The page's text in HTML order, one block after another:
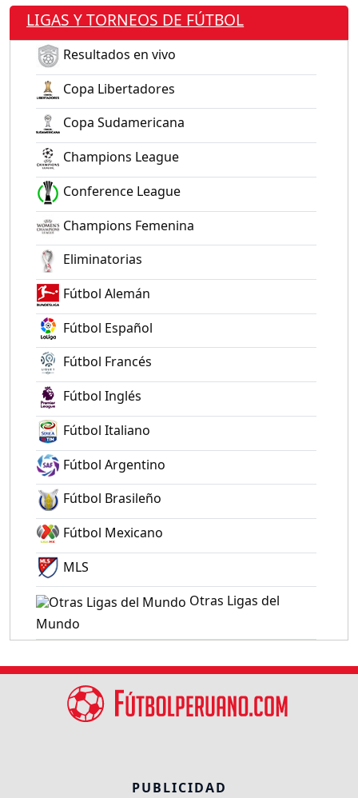
LIGAS Y TORNEOS DE FÚTBOL
Resultados en vivo
Copa Libertadores
Copa Sudamericana
Champions League
Conference League
Champions Femenina
Eliminatorias
Fútbol Alemán
Fútbol Español
Fútbol Francés
Fútbol Inglés
Fútbol Italiano
Fútbol Argentino
Fútbol Brasileño
Fútbol Mexicano
MLS
Otras Ligas del
Mundo
PUBLICIDAD